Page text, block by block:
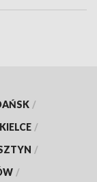
/
KIELCE /
/
/